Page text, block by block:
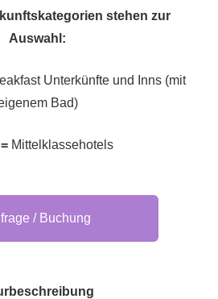
stehen zur
Auswahl:
Unterkünfte und Inns (mit
Bad)
Mittelklassehotels
/ Buchung